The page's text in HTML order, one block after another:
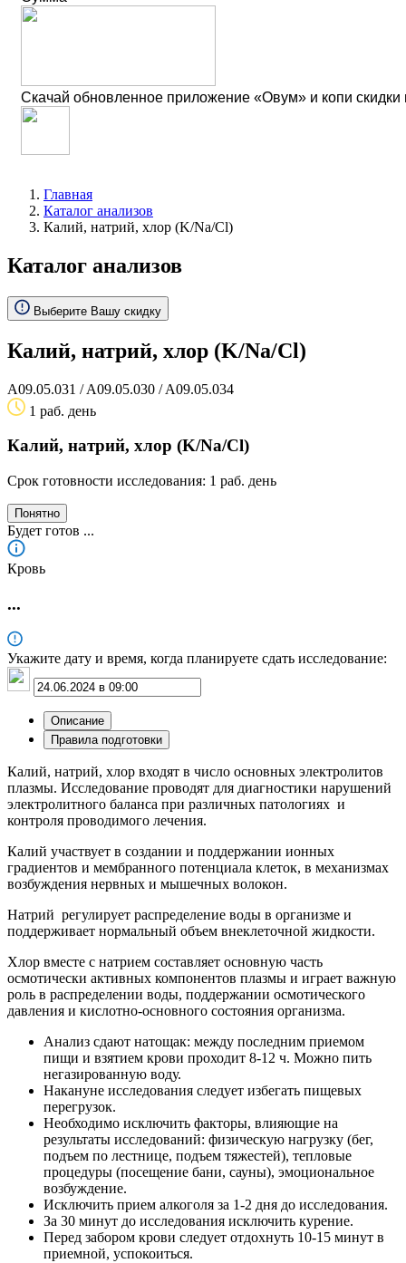
Скачай обновленное приложение «Овум» и копи скидки
Главная
Каталог анализов
Калий, натрий, хлор (K/Na/Cl)
Каталог анализов
Выберите Вашу скидку
Калий, натрий, хлор (K/Na/Cl)
A09.05.031 / A09.05.030 / A09.05.034
1 раб. день
Калий, натрий, хлор (K/Na/Cl)
Срок готовности исследования: 1 раб. день
Понятно
Будет готов ...
Кровь
...
Укажите дату и время, когда планируете сдать исследование:
Описание
Правила подготовки
Калий, натрий, хлор входят в число основных электролитов
плазмы. Исследование проводят для диагностики нарушений
электролитного баланса при различных патологиях и
контроля проводимого лечения.
Калий участвует в создании и поддержании ионных
градиентов и мембранного потенциала клеток, в механизмах
возбуждения нервных и мышечных волокон.
Натрий регулирует распределение воды в организме и
поддерживает нормальный объем внеклеточной жидкости.
Хлор вместе с натрием составляет основную часть
осмотически активных компонентов плазмы и играет важную
роль в распределении воды, поддержании осмотического
давления и кислотно-основного состояния организма.
Анализ сдают натощак: между последним приемом
пищи и взятием крови проходит 8-12 ч. Можно пить
негазированную воду.
Накануне исследования следует избегать пищевых
перегрузок.
Необходимо исключить факторы, влияющие на
результаты исследований: физическую нагрузку (бег,
подъем по лестнице, подъем тяжестей), тепловые
процедуры (посещение бани, сауны), эмоциональное
возбуждение.
Исключить прием алкоголя за 1-2 дня до исследования.
За 30 минут до исследования исключить курение.
Перед забором крови следует отдохнуть 10-15 минут в
приемной, успокоиться.